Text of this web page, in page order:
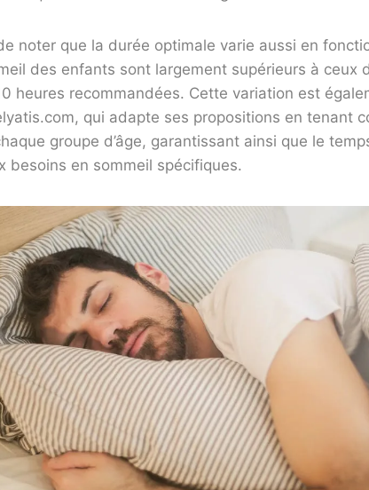
noter que la durée optimale varie aussi en
des enfants sont largement supérieurs à ceux
heures recommandées. Cette variation est
qui adapte ses propositions en tenant
groupe d’âge, garantissant ainsi que le
besoins en sommeil spécifiques.